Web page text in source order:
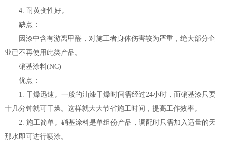
4. 耐黄变性好。
缺点：
因漆中含有游离甲醛，对施工者身体伤害较为严重，绝大部分企
业已不再使用此类产品。
硝基涂料(NC)
优点：
1. 干燥迅速。一般的油漆干燥时间需经过24小时，而硝基漆只要
十几分钟就可干燥。这样就大大节省施工时间，提高工作效率。
2. 施工简单。硝基涂料是单组份产品，调配时只需加入适量的天
那水即可进行喷涂。